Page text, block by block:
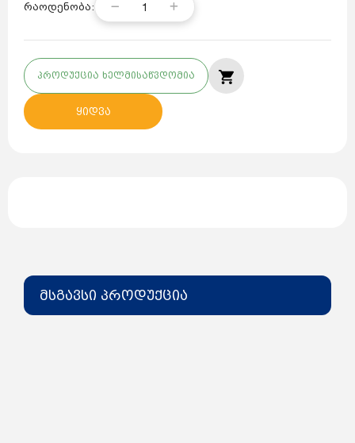
რაოდენობა: 1
პროდუქცია ხელმისაწვდომია
ყიდვა
მსგავსი პროდუქცია